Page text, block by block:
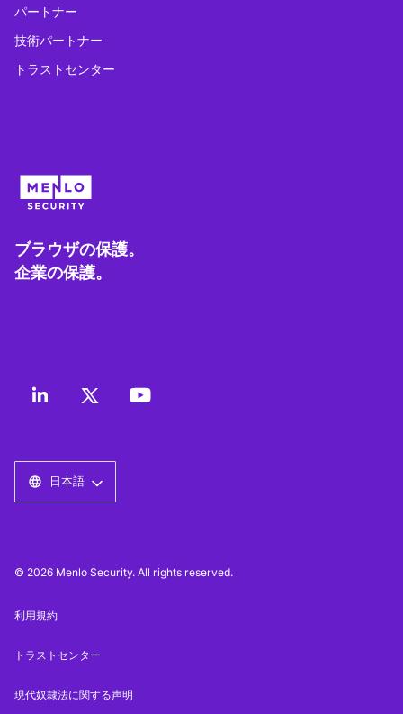
パートナー
技術パートナー
トラストセンター
ブラウザの保護。
企業の保護。
日本語
© 2026 Menlo Security. All rights reserved.
利用規約
トラストセンター
現代奴隷法に関する声明